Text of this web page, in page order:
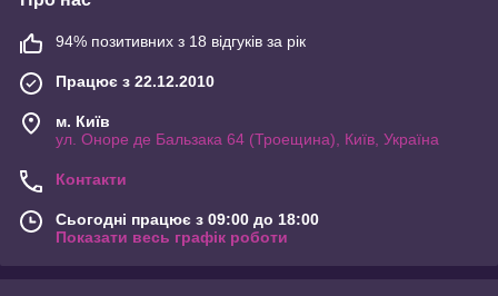
94% позитивних з 18 відгуків за рік
Працює з 22.12.2010
м. Київ
ул. Оноре де Бальзака 64 (Троещина), Київ, Україна
Контакти
Сьогодні працює з 09:00 до 18:00
Показати весь графік роботи